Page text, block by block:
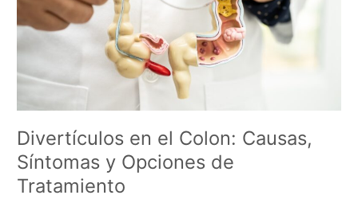
Divertículos en el Colon: Causas,
Síntomas y Opciones de
Tratamiento
y
Opciones
de